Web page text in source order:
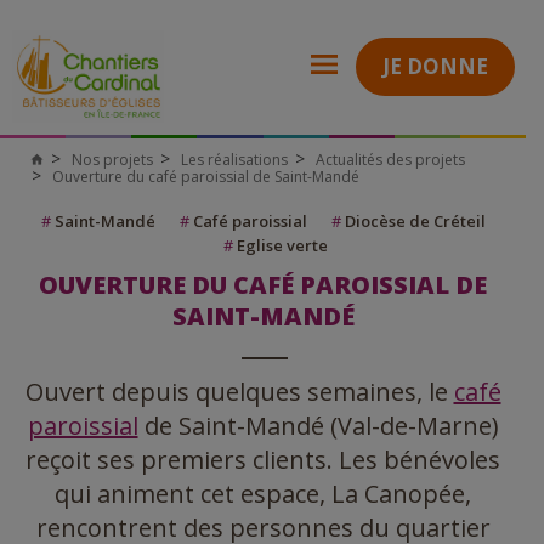
JE DONNE
Nos projets Les réalisations
Actualités des projets
Ouverture du café paroissial de Saint-Mandé
#Saint-Mandé #Café paroissial #Diocèse de Créteil
#Eglise verte
OUVERTURE DU CAFÉ PAROISSIAL DE
SAINT-MANDÉ
Ouvert depuis quelques semaines, le café
paroissial de Saint-Mandé (Val-de-Marne)
reçoit ses premiers clients. Les bénévoles
qui animent cet espace, La Canopée,
rencontrent des personnes du quartier